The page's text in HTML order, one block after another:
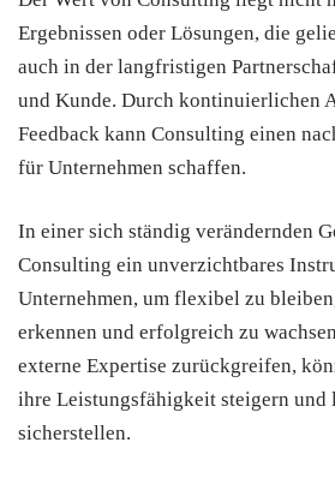
Ergebnissen oder Lösungen, die
auch in der langfristigen
und Kunde. Durch kontinuierlichen
Feedback kann Consulting einen
für Unternehmen schaffen.
In einer sich ständig verändernden
Consulting ein unverzichtbares
Unternehmen, um flexibel zu
erkennen und erfolgreich zu
externe Expertise zurückgreifen,
ihre Leistungsfähigkeit steigern
sicherstellen.